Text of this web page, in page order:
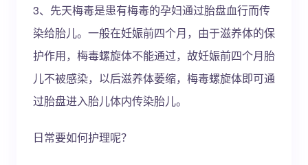
3、先天梅毒是患有梅毒的孕妇通过胎盘血行而传
染给胎儿。一般在妊娠前四个月，由于滋养体的保
护作用，梅毒螺旋体不能通过，故妊娠前四个月胎
儿不被感染，以后滋养体萎缩，梅毒螺旋体即可通
过胎盘进入胎儿体内传染胎儿。
日常要如何护理呢？